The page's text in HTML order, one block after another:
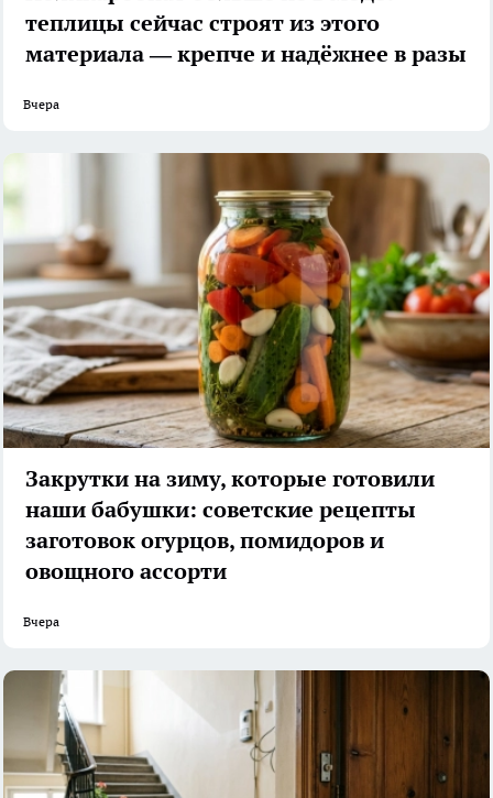
теплицы сейчас строят из этого
материала — крепче и надёжнее в разы
Вчера
Закрутки на зиму, которые готовили
наши бабушки: советские рецепты
заготовок огурцов, помидоров и
овощного ассорти
Вчера